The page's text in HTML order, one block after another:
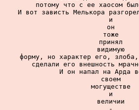
потому что с ее хаосом
И вот зависть Мелькора
и
он
тоже
принял
видимую
форму, но характер его,
сделали его внешность
И он напал на Арда
своем
могуществе
и
величии